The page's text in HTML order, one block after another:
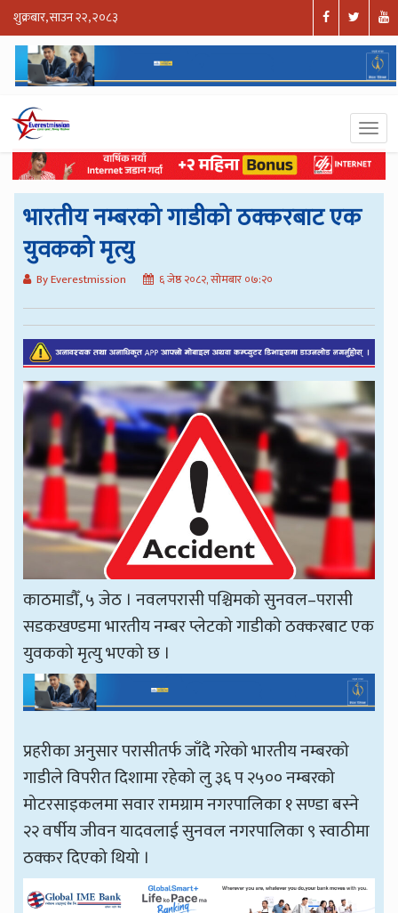
शुक्रबार, साउन २२, २०८३
भारतीय नम्बरको गाडीको ठक्करबाट एक
युवकको मृत्यु
By Everestmission ६ जेष्ठ २०८२, सोमबार ०७:२०
काठमाडौँ, ५ जेठ । नवलपरासी पश्चिमको सुनवल–परासी
सडकखण्डमा भारतीय नम्बर प्लेटको गाडीको ठक्करबाट एक
युवकको मृत्यु भएको छ ।
प्रहरीका अनुसार परासीतर्फ जाँदै गरेको भारतीय नम्बरको
गाडीले विपरीत दिशामा रहेको लु ३६ प २५०० नम्बरको
मोटरसाइकलमा सवार रामग्राम नगरपालिका १ सण्डा बस्ने
२२ वर्षीय जीवन यादवलाई सुनवल नगरपालिका ९ स्वाठीमा
ठक्कर दिएको थियो ।